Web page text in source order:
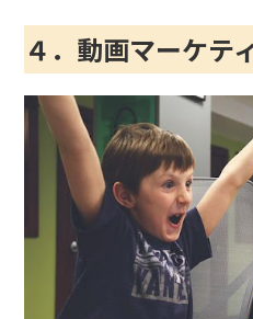
４．動画マーケテ